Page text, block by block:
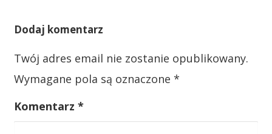
j
w
p
i
s
Dodaj komentarz
Twój adres email nie zostanie opublikowany.
Wymagane pola są oznaczone *
Komentarz *